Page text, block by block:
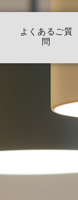
よくあるご質
問